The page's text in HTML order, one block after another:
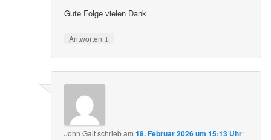
Gute Folge vielen Dank
Antworten ↓
John Galtschriebam18. Februar 2026 um 15:13 Uhr: